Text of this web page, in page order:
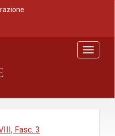
Toggle
Fasc. 3